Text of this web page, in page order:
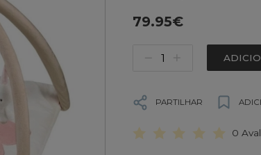
79.95€
PARTILHAR
0